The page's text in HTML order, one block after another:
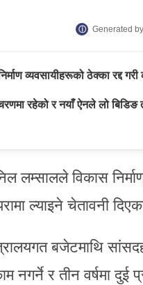
Generated by
व्यवसायीहरूको ठेक्का रद्द
रहेको र नयाँ ऐनले लो बिडिङ
लम्सालले विकास
ल्याइने चेतावनी
बजेटमाथि
नगर्ने र तीन वर्षमा दुई